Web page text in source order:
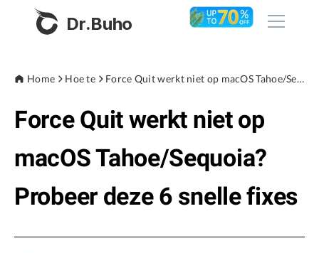
Dr.Buho
Products
BuhoCleaner
BuhoRepair
Store
Blog
Home Hoe te Force Quit werkt niet op macOS Tahoe/Sequoia? Probeer deze 6 snelle fixes
Force Quit werkt niet op
macOS Tahoe/Sequoia?
Probeer deze 6 snelle fixes